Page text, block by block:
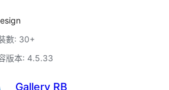
數: 30+
版本: 4.5.33
Gallery RB